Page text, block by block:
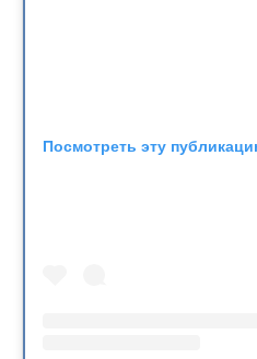
Посмотреть эту